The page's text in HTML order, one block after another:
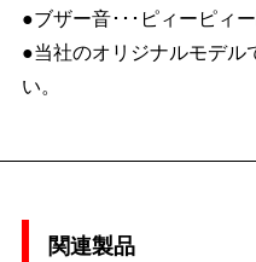
●ブザー音･･･ピィーピィー
●当社のオリジナルモデル
い。
関連製品